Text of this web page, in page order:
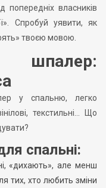
власників
Спробуй уявити, як
твоєю мовою.
у спальню, легко
текстильні… Що
спальні:
«дихають», але менш
тих, хто любить зміни